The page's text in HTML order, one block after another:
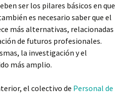
ser los pilares básicos en que
es necesario saber que el
más alternativas, relacionadas
de futuros profesionales.
la investigación y el
más amplio.
el colectivo de Personal de